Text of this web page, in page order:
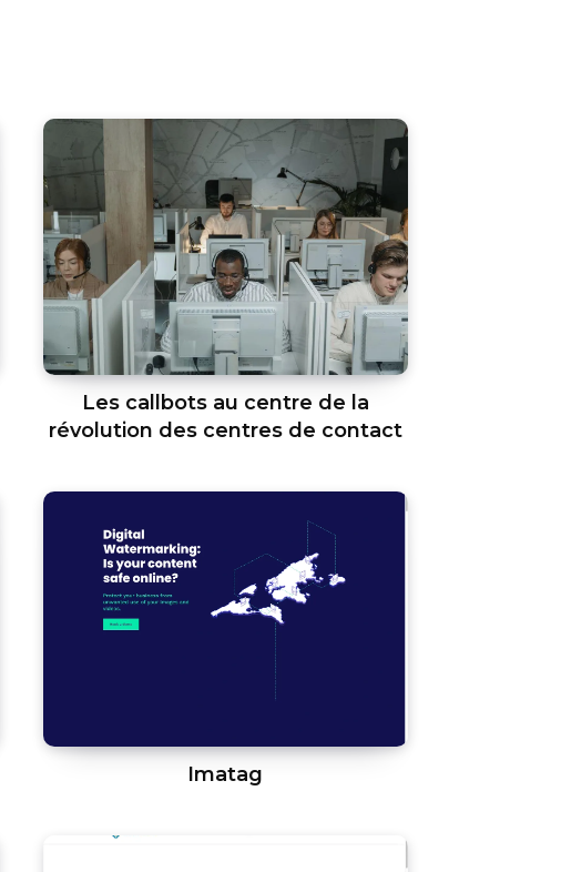
Les callbots au centre de la
révolution des centres de contact
Imatag